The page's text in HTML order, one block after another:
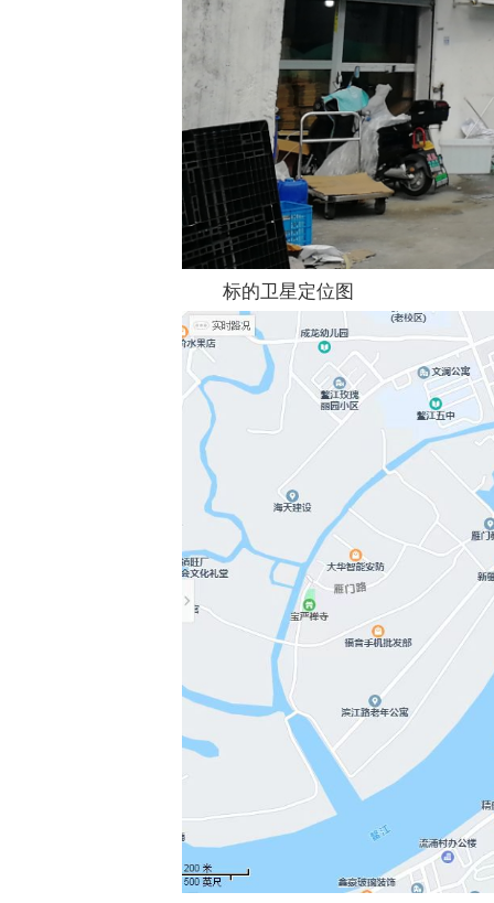
标的卫星定位图